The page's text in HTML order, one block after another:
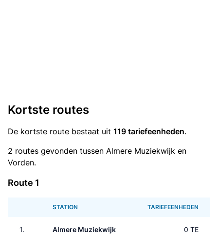
Kortste routes
De kortste route bestaat uit 119 tariefeenheden.
2 routes gevonden tussen Almere Muziekwijk en
Vorden.
Route 1
STATION TARIEFEENHEDEN
1. Almere Muziekwijk 0 TE